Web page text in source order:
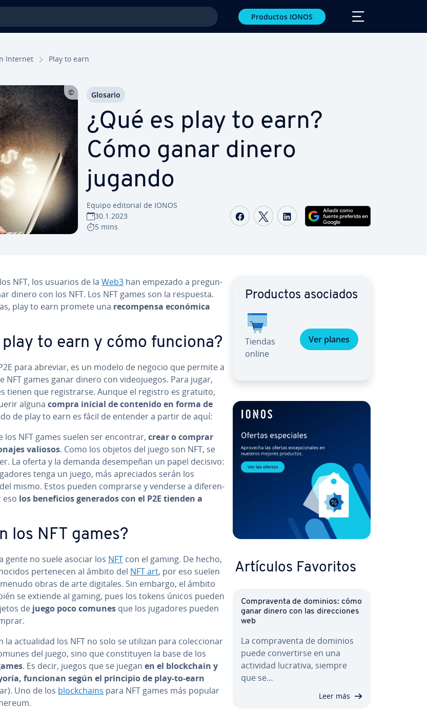
Productos IONOS
Internet Play to earn
¿Qué es play to earn?
Cómo ganar dinero
jugando
Equipo editorial de IONOS
30.1.2023
5 mins
Compartir Facebook
Compartir Twitter
Compartir LinkedIn
Glosario
NFT, los usuarios de la Web3 han empezado a pre­gu­n­
dinero con los NFT. Los NFT games son la respuesta.
play to earn promete una re­co­m­pe­n­sa económica
play to earn y cómo funciona?
para abreviar, es un modelo de negocio que permite a
NFT games ganar dinero con vi­deo­jue­gos. Para jugar,
tienen que re­gi­s­trar­se. Aunque el registro es gratuito,
alguna compra inicial de contenido en forma de
de play to earn es fácil de entender a partir de aquí:
los NFT games suelen ser encontrar, crear o comprar
valiosos. Como los objetos del juego son NFT, se
La oferta y la demanda de­sem­pe­ñan un papel decisivo:
tenga un juego, más apre­cia­dos serán los
mismo. Estos pueden comprarse y venderse a di­fe­re­n­
eso los be­ne­fi­cios generados con el P2E tienden a
los NFT games?
gente no suele asociar los NFT con el gaming. De hecho,
pe­r­te­ne­cen al ámbito del NFT art, por eso suelen
obras de arte digitales. Sin embargo, el ámbito
se extiende al gaming, pues los tokens únicos pueden
de juego poco comunes que los jugadores pueden
la ac­tua­li­dad los NFT no solo se utilizan para co­le­c­cio­nar
del juego, sino que co­n­s­ti­tu­yen la base de los
. Es decir, juegos que se juegan en el blo­c­k­chain y
funcionan según el principio de play-to-earn
Uno de los blo­c­k­chai­ns para NFT games más popular
Productos asociados
Tiendas
online
Ver planes
Artículos Favoritos
Co­m­pra­ve­n­ta de dominios: cómo
ganar dinero con las di­re­c­cio­nes
web
La co­m­pra­ve­n­ta de dominios
puede co­n­ve­r­ti­r­se en una
actividad lucrativa, siempre
que se…
Leer más